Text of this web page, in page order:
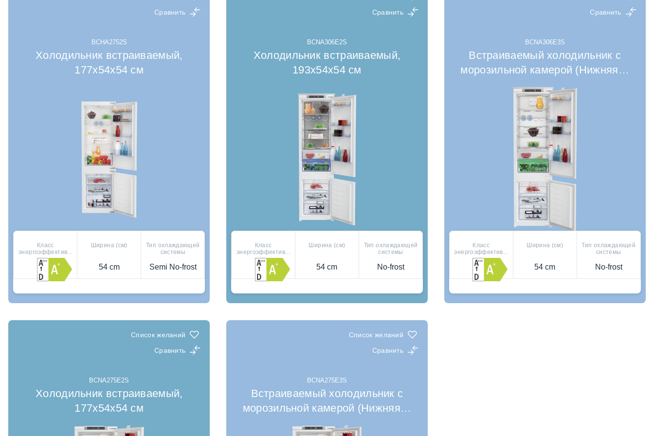
Сравнить
BCHA2752S
Холодильник встраиваемый,
177x54x54 cм
Класс
энергоэффектив...
Ширина (см)
54 cm
Тип охлаждающей
системы
Semi No-frost
SolarFresh Chest Freezer: Energy-Saving Cold
Сравнить
BCNA306E2S
Холодильник встраиваемый,
193x54x54 cм
Класс
энергоэффектив...
Ширина (см)
54 cm
Тип охлаждающей
системы
No-frost
Дополнительная экономия электроэнергии
Сравнить
BCNA306E3S
Встраиваемый холодильник с
морозильной камерой (Нижняя …
Класс
энергоэффектив...
Ширина (см)
54 cm
Тип охлаждающей
системы
No-frost
Список желаний
Сравнить
BCNA275E2S
Холодильник встраиваемый,
177x54x54 cм
Список желаний
Сравнить
BCNA275E3S
Встраиваемый холодильник с
морозильной камерой (Нижняя…